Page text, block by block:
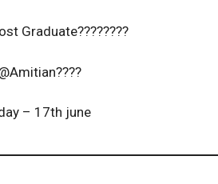
Graduate????????
– 17th june